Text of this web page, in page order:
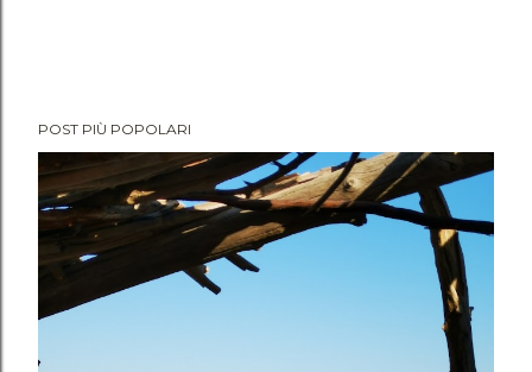
POST PIÙ POPOLARI